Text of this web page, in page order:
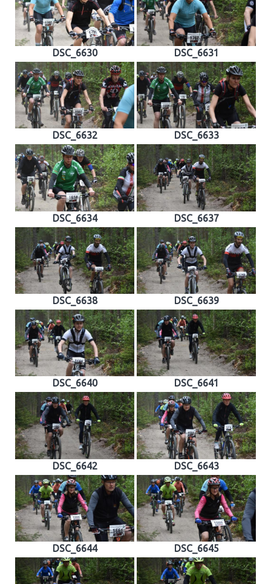
DSC_6630 DSC_6631
DSC_6632 DSC_6633
DSC_6634 DSC_6637
DSC_6638 DSC_6639
DSC_6640 DSC_6641
DSC_6642 DSC_6643
DSC_6644 DSC_6645